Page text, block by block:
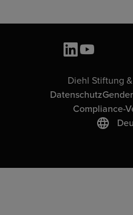
Diehl Stiftung
Datenschutz
Compliance-